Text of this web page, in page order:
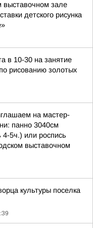
выставочном зале
детского рисунка
в 10-30 на занятие
рисованию золотых
на мастер-
панно 3040см
5ч.) или роспись
выставочном
культуры поселка